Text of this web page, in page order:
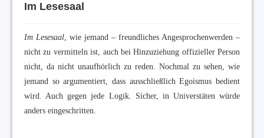
Im Lesesaal
Im Lesesaal , wie jemand – freundliches Angesprochenwerden –
nicht zu vermitteln ist, auch bei Hinzuziehung offizieller Person
nicht, da nicht unaufhörlich zu reden. Nochmal zu sehen, wie
jemand so argumentiert, dass ausschließlich Egoismus bedient
wird. Auch gegen jede Logik. Sicher, in Universtäten würde
anders eingeschritten.